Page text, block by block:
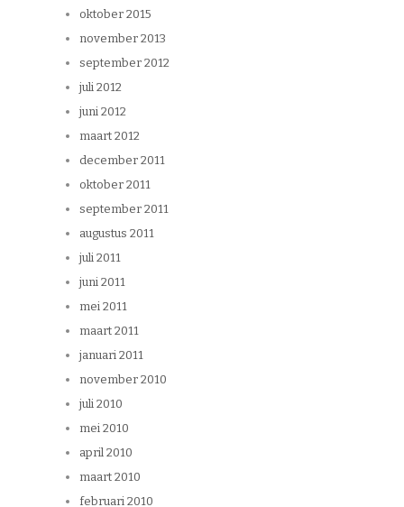
oktober 2015
november 2013
september 2012
juli 2012
juni 2012
maart 2012
december 2011
oktober 2011
september 2011
augustus 2011
juli 2011
juni 2011
mei 2011
maart 2011
januari 2011
november 2010
juli 2010
mei 2010
april 2010
maart 2010
februari 2010